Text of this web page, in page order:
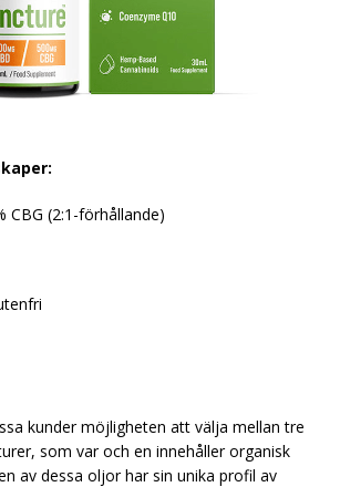
CBG (2:1-förhållande)
kunder möjligheten att välja mellan tre
som var och en innehåller organisk
av dessa oljor har sin unika profil av